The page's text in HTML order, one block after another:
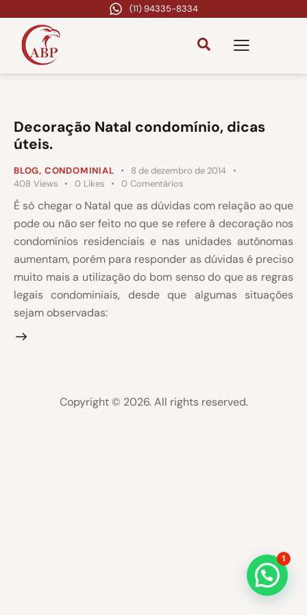
(11) 94335-8334
Decoração Natal condomínio, dicas
úteis.
BLOG, CONDOMINIAL
8 de dezembro de 2014
408 Views 0 Likes 0 Comentários
É só chegar o Natal que as dúvidas com relação ao que
pode ou não ser feito no que se refere à decoração nos
condomínios residenciais e nas unidades autônomas
aumentam, porém para responder as dúvidas é preciso
muito mais a utilização do bom senso do que as regras
legais condominiais, desde que algumas situações
sejam observadas:
Copyright © 2026. All rights reserved.
1